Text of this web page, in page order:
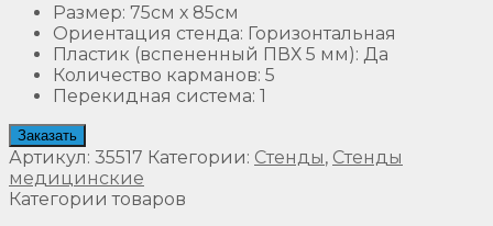
Размер: 75см х 85см
Ориентация стенда: Горизонтальная
Пластик (вспененный ПВХ 5 мм): Да
Количество карманов: 5
Перекидная система: 1
Заказать
Артикул: 35517 Категории: Стенды, Стенды
медицинские
Категории товаров